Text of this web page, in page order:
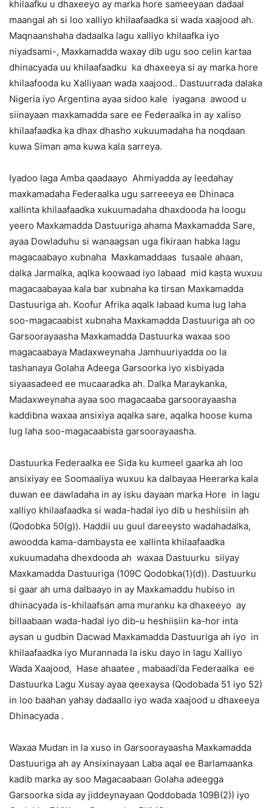
khilaafku u dhaxeeyo ay marka hore sameeyaan dadaal
maangal ah si loo xalliyo khilaafaadka si wada xaajood ah.
Maqnaanshaha dadaalka lagu xalliyo khilaafka iyo
niyadsami-, Maxkamadda waxay dib ugu soo celin kartaa
dhinacyada uu khilaafaadku ka dhaxeeya si ay marka hore
khilaafooda ku Xalliyaan wada xaajood.. Dastuurrada dalaka
Nigeria iyo Argentina ayaa sidoo kale iyagana awood u
siinayaan maxkamadda sare ee Federaalka in ay xaliso
khilaafaadka ka dhax dhasho xukuumadaha ha noqdaan
kuwa Siman ama kuwa kala sarreya.
Iyadoo laga Amba qaadaayo Ahmiyadda ay leedahay
maxkamadaha Federaalka ugu sarreeeya ee Dhinaca
xallinta khilaafaadka xukuumadaha dhaxdooda ha loogu
yeero Maxkamadda Dastuuriga ahama Maxkamadda Sare,
ayaa Dowladuhu si wanaagsan uga fikiraan habka lagu
magacaabayo xubnaha Maxkamaddaas tusaale ahaan,
dalka Jarmalka, aqlka koowaad iyo labaad mid kasta wuxuu
magacaabayaa kala bar xubnaha ka tirsan Maxkamadda
Dastuuriga ah. Koofur Afrika aqalk labaad kuma lug laha
soo-magacaabist xubnaha Maxkamadda Dastuuriga ah oo
Garsoorayaasha Maxkamadda Dastuurka waxaa soo
magacaabaya Madaxweynaha Jamhuuriyadda oo la
tashanaya Golaha Adeega Garsoorka iyo xisbiyada
siyaasadeed ee mucaaradka ah. Dalka Maraykanka,
Madaxweynaha ayaa soo magacaaba garsoorayaasha
kaddibna waxaa ansixiya aqalka sare, aqalka hoose kuma
lug laha soo-magacaabista garsoorayaasha.
Dastuurka Federaalka ee Sida ku kumeel gaarka ah loo
ansixiyay ee Soomaaliya wuxuu ka dalbayaa Heerarka kala
duwan ee dawladaha in ay isku dayaan marka Hore in lagu
xalliyo khilaafaadka si wada-hadal iyo dib u heshiisiin ah
(Qodobka 50(g)). Haddii uu guul dareeysto wadahadalka,
awoodda kama-dambaysta ee xallinta khilaafaadka
xukuumadaha dhexdooda ah waxaa Dastuurku siiyay
Maxkamadda Dastuuriga (109C Qodobka(1)(d)). Dastuurku
si gaar ah uma dalbaayo in ay Maxkamaddu hubiso in
dhinacyada is-khilaafsan ama muranku ka dhaxeeyo ay
billaabaan wada-hadal iyo dib-u heshiisiin ka-hor inta
aysan u gudbin Dacwad Maxkamadda Dastuuriga ah iyo in
khilaafaadka iyo Murannada la isku dayo in lagu Xalliyo
Wada Xaajood, Hase ahaatee , mabaadi’da Federaalka ee
Dastuurka Lagu Xusay ayaa qeexaysa (Qodobada 51 iyo 52)
in loo baahan yahay dadaallo iyo wada xaajood u dhaxeeya
Dhinacyada .
Waxaa Mudan in la xuso in Garsoorayaasha Maxkamadda
Dastuuriga ah ay Ansixinayaan Laba aqal ee Barlamaanka
kadib marka ay soo Magacaabaan Golaha adeegga
Garsoorka sida ay jiddeynayaan Qoddobada 109B(2)) iyo